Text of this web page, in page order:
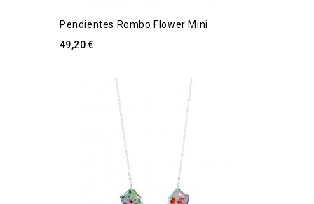
Pendientes Rombo Flower Mini
49,20 €